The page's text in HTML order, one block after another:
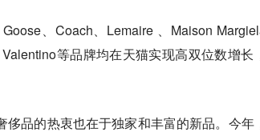
、Coach、Lemaire 、Maison
等品牌均在天猫实现高双位数增长
品的热衷也在于独家和丰富的新品。今年